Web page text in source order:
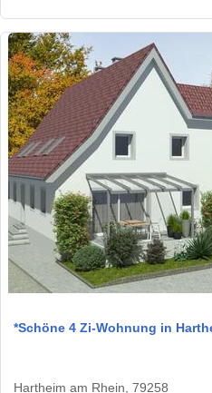
*Schöne 4 Zi-Wohnung in
Hartheim am Rhein, 79258